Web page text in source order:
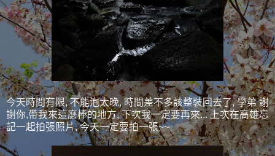
今天時間有限, 不能泡太晚, 時間差不多該整裝回去了, 學弟 謝
謝你,帶我來這麼棒的地方, 下次我一定要再來... 上次在高雄忘
記一起拍張照片, 今天一定要拍一張~~